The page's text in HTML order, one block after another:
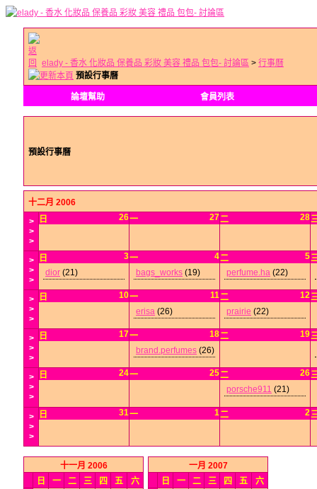
elady - 香水 化妝品 保養品 彩妝 美容 禮品 包包- 討論區 > 行事曆
預設行事曆
論壇幫助 會員列表
預設行事曆
十二月 2006
>
>
>
26
日 27
一 28
二
>
>
>
3
日
dior (21)
4
一
bags_works (19)
5
二
perfume.ha (22)
>
>
>
10
日 11
一
erisa (26)
12
二
prairie (22)
>
>
>
17
日 18
一
brand.perfumes (26)
19
二
>
>
>
24
日 25
一 26
二
porsche911 (21)
>
>
>
31
日 1
一 2
二
十一月 2006
日
一 二 三 四 五
六
一月 2007
日
一 二 三 四 五
六